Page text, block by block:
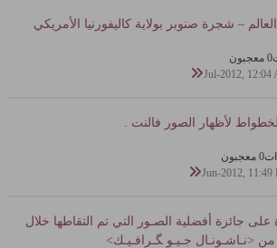
– شجرة صنوبر بولاية كاليفورنيا الأمريكي
0 معجبون
لأظهار الصور فالنت .
0 معجبون
على جائزة أفضلية الصـور التي تم التقاطها خلال